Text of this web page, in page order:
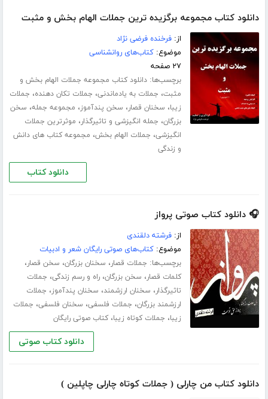
دانلود کتاب مجموعه برگزیده ترین جملات الهام بخش و مثبت
از:فرخنده فرضی نژاد
موضوع:کتاب‌های روانشناسی
۲۷ صفحه
برچسب‌ها:دانلود کتاب مجموعه جملات الهام بخش و
مثبت، جملات به یادماندنی، جملات تکان دهنده، جملات
زیبا، سخنان قصار، سخن پندآموز، مجموعه جمله، سخن
بزرگان، جمله انگیزشی و تاثیرگذار، موثرترین جملات
انگیزشی، جملات الهام بخش، مجموعه کتاب های دانش
و زندگی
دانلود کتاب
🎧 دانلود کتاب صوتی پرواز
از:فرشته دلقندی
موضوع:کتاب‌های صوتی رایگان شعر و ادبیات
برچسب‌ها: جملات قصار، سخنان بزرگان، سخن قصار،
کلمات قصار، سخن بزرگان،راه و رسم زندگی، جملات
تاثیرگذار، سخنان ارزشمند، سخنان پندآموز، جملات
ارزشمند بزرگان، جملات فلسفی، سخنان فلسفی، جملات
زیبا، جملات کوتاه زیبا،کتاب صوتی رایگان
دانلود کتاب صوتی
دانلود کتاب من چارلی ( جملات کوتاه چارلی چاپلین )